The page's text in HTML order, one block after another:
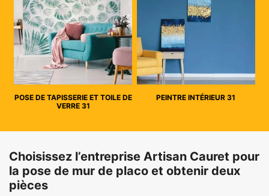
POSE DE TAPISSERIE ET TOILE DE
VERRE 31
PEINTRE INTÉRIEUR 31
Choisissez l’entreprise Artisan Cauret pour
la pose de mur de placo et obtenir deux
pièces